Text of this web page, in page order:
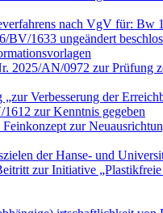
nach VgV für:
BV/1633 ungeändert
2025/AN/0972 zur Prüfung
Verbesserung der
zur Kenntnis gegeben
zur
der Hanse- und
zur Initiative